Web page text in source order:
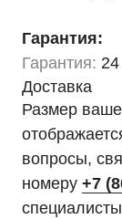
Гарантия:
Гарантия:
Доставка
Размер
вопросы,
номеру +7